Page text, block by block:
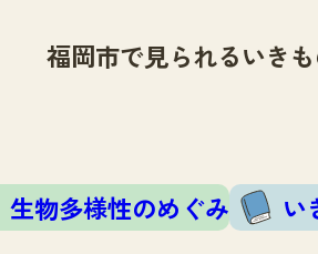
福岡市で見られるいき
生物多様性のめぐみ い